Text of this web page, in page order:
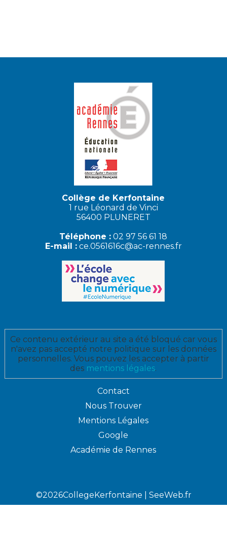
Collège de Kerfontaine
1 rue Léonard de Vinci
56400 PLUNERET
Téléphone : 02 97 56 61 18
E-mail : ce.0561616c@ac-rennes.fr
Ce contenu extérieur au site a été bloqué car vous
n'avez pas accepté notre politique sur les données
personnelles. Vous pouvez les accepter à partir
des mentions légales.
Contact
Nous Trouver
Mentions Légales
Google
Académie de Rennes
©2026CollegeKerfontaine | SeeWeb.fr